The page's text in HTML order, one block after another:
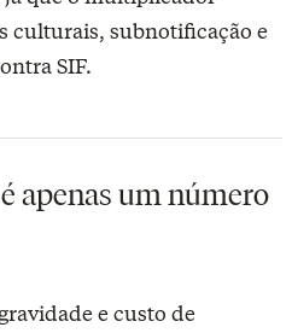
culturais, subnotificação e
SIF.
apenas um número
e custo de